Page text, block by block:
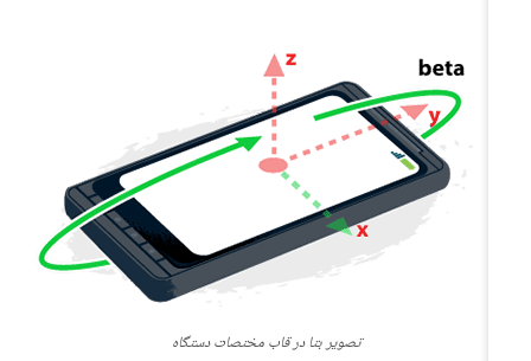
تصویر بتا در قاب مختصات دستگاه